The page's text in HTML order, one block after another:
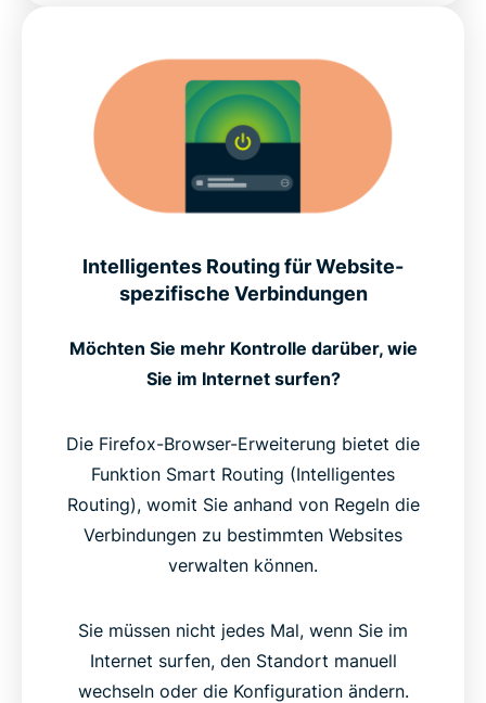
Intelligentes Routing für Website-
spezifische Verbindungen
Möchten Sie mehr Kontrolle darüber, wie
Sie im Internet surfen?
Die Firefox-Browser-Erweiterung bietet die
Funktion Smart Routing (Intelligentes
Routing), womit Sie anhand von Regeln die
Verbindungen zu bestimmten Websites
verwalten können.
Sie müssen nicht jedes Mal, wenn Sie im
Internet surfen, den Standort manuell
wechseln oder die Konfiguration ändern.